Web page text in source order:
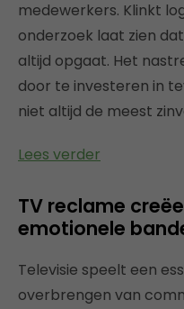
medewerkers. Klinkt
onderzoek laat zien
altijd opgaat. Het
door te investeren in
niet altijd de meest
Lees verder
TV reclame
emotionele
Televisie speelt een
overbrengen van